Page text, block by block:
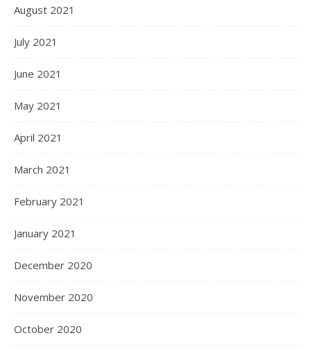
August 2021
July 2021
June 2021
May 2021
April 2021
March 2021
February 2021
January 2021
December 2020
November 2020
October 2020